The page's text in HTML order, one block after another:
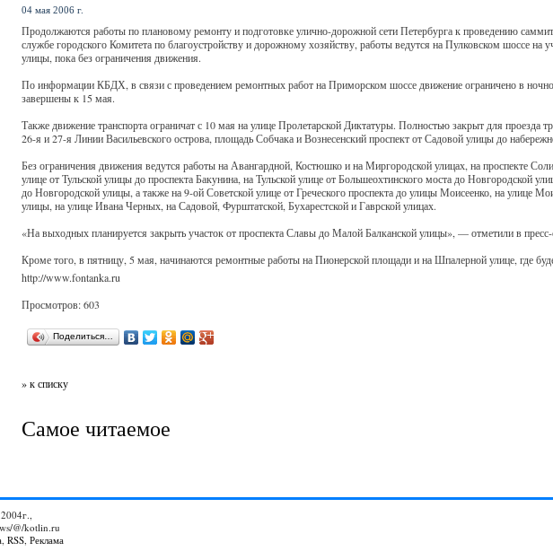
04 мая 2006 г.
Продолжаются работы по плановому ремонту и подготовке улично-дорожной сети Петербурга к проведению
службе городского Комитета по благоустройству и дорожному хозяйству, работы ведутся на Пулковском шоссе на
улицы, пока без ограничения движения.
По информации КБДХ, в связи с проведением ремонтных работ на Приморском шоссе движение ограничено в
завершены к 15 мая.
Также движение транспорта ограничат с 10 мая на улице Пролетарской Диктатуры. Полностью закрыт для проезда
26-я и 27-я Линии Васильевского острова, площадь Собчака и Вознесенский проспект от Садовой улицы до
Без ограничения движения ведутся работы на Авангардной, Костюшко и на Миргородской улицах, на проспекте
улице от Тульской улицы до проспекта Бакунина, на Тульской улице от Большеохтинского моста до Новгородской
до Новгородской улицы, а также на 9-ой Советской улице от Греческого проспекта до улицы Моисеенко, на улице
улицы, на улице Ивана Черных, на Садовой, Фурштатской, Бухарестской и Гаврской улицах.
«На выходных планируется закрыть участок от проспекта Славы до Малой Балканской улицы», — отметили в
Кроме того, в пятницу, 5 мая, начинаются ремонтные работы на Пионерской площади и на Шпалерной улице, где
http://www.fontanka.ru
Просмотров: 603
Поделиться…
» к списку
Самое читаемое
@/kotlin.ru
, RSS, Реклама